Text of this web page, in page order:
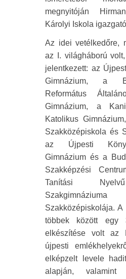
megnyitóján
Károlyi Iskola
Az idei vetélkedőre,
az I. világháború
jelentkezett: az
Gimnázium, a
Református
Gimnázium, a
Katolikus
Szakközépiskola és
az Újpesti
Gimnázium és a
Szakképzési
Tanítási
Szakközépiskolája.
többek között egy
elkészítése volt az
újpesti
elképzelt levele
alapján, valamint